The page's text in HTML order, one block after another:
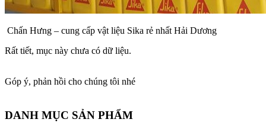
Chấn Hưng – cung cấp vật liệu Sika rẻ nhất Hải Dương
Rất tiết, mục này chưa có dữ liệu.
Góp ý, phản hồi cho chúng tôi nhé
DANH MỤC SẢN PHẨM